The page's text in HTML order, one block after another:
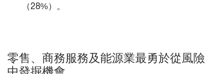
（28%）。
零售、商務服務及能源業最勇於從風險